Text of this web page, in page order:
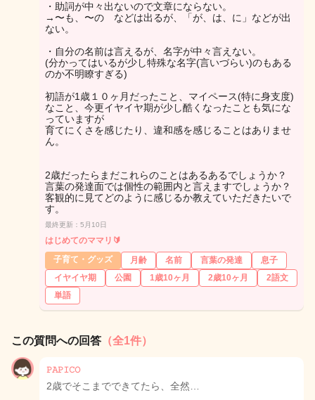
・助詞が中々出ないので文章にならない。
→〜も、〜の などは出るが、「が、は、に」などが出
ない。
・自分の名前は言えるが、名字が中々言えない。
(分かってはいるが少し特殊な名字(言いづらい)のもある
のか不明瞭すぎる)
初語が1歳１０ヶ月だったこと、マイペース(特に身支度)
なこと、今更イヤイヤ期が少し酷くなったことも気にな
っていますが
育てにくさを感じたり、違和感を感じることはありませ
ん。
2歳だったらまだこれらのことはあるあるでしょうか？
言葉の発達面では個性の範囲内と言えますでしょうか？
客観的に見てどのように感じるか教えていただきたいで
す。
最終更新：5月10日
はじめてのママリ🔰
子育て・グッズ
月齢 名前 言葉の発達
息子
イヤイヤ期
公園 1歳10ヶ月 2歳10ヶ月
2語文
単語
この質問への回答 （全1件）
𝙿𝙰𝙿𝙸𝙲𝙾
2歳でそこまでできてたら、全然…